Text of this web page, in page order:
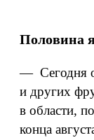
Половина
— Сегодня
и других
в области,
конца